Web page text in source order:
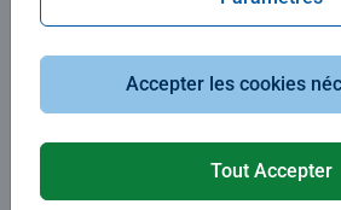
Abonnez-vous à notre
et recevez un bon d'achat de 5€.
Accepter les cookies
Tout Accepter